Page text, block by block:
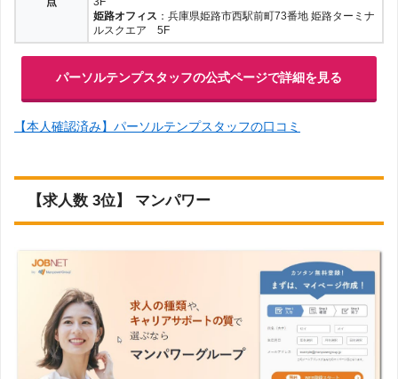
姫路オフィス ：兵庫県姫路市西駅前町73番地 姫路ターミナ
ルスクエア 5F
パーソルテンプスタッフの公式ページで詳細を見る
【本人確認済み】パーソルテンプスタッフの口コミ
【求人数 3位】 マンパワー